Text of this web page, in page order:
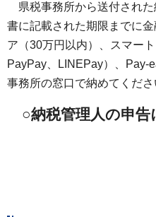
県税事務所から送付された
書に記載された期限までに
ア（30万円以内）、スマー
PayPay、LINEPay）、Pay-
事務所の窓口で納めてくださ
○納税管理人の申告